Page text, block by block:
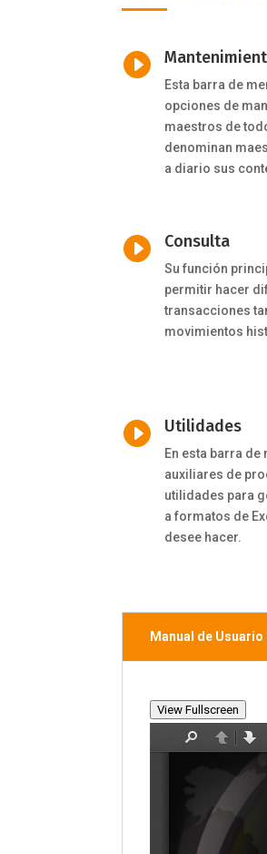

Esta barra de
opciones de
maestros de
denominan
a diario sus
 Consulta
Su función
permitir hacer
transacciones
movimientos
 Utilidades
En esta barra
auxiliares de
utilidades para
a formatos de
desee hacer.
Manual de Usuario
View Fullscreen